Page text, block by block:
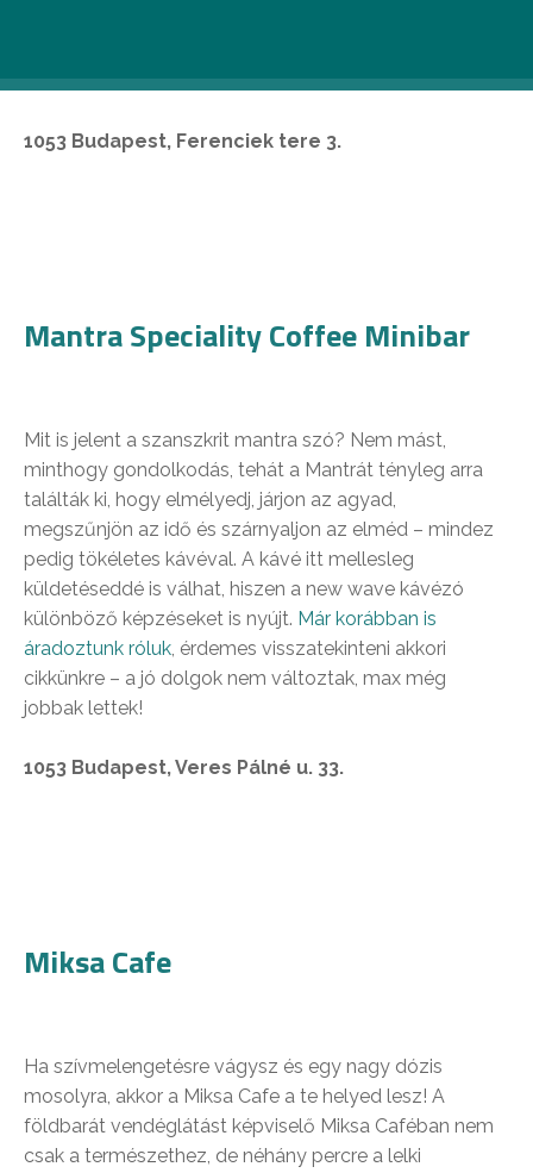
azzá válik.
1053 Budapest, Ferenciek tere 3.
Mantra Speciality Coffee Minibar
Mit is jelent a szanszkrit mantra szó? Nem mást,
minthogy gondolkodás, tehát a Mantrát tényleg arra
találták ki, hogy elmélyedj, járjon az agyad,
megszűnjön az idő és szárnyaljon az elméd – mindez
pedig tökéletes kávéval. A kávé itt mellesleg
küldetéseddé is válhat, hiszen a new wave kávézó
különböző képzéseket is nyújt. Már korábban is
áradoztunk róluk, érdemes visszatekinteni akkori
cikkünkre – a jó dolgok nem változtak, max még
jobbak lettek!
1053 Budapest, Veres Pálné u. 33.
Miksa Cafe
Ha szívmelengetésre vágysz és egy nagy dózis
mosolyra, akkor a Miksa Cafe a te helyed lesz! A
földbarát vendéglátást képviselő Miksa Caféban nem
csak a természethez, de néhány percre a lelki